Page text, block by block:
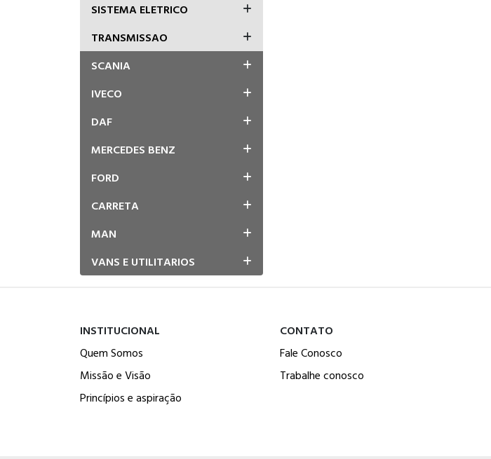
SISTEMA ELETRICO
TRANSMISSAO
SCANIA
IVECO
DAF
MERCEDES BENZ
FORD
CARRETA
MAN
VANS E UTILITARIOS
INSTITUCIONAL
Quem Somos
Missão e Visão
Princípios e aspiração
CONTATO
Fale Conosco
Trabalhe conosco